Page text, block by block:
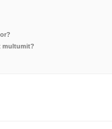
multumit?